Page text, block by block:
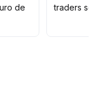
de 135
para
de
traders